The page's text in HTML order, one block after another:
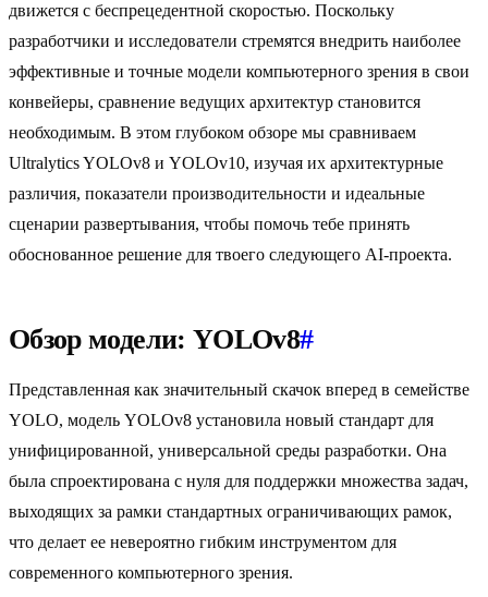
движется с беспрецедентной скоростью. Поскольку
разработчики и исследователи стремятся внедрить наиболее
эффективные и точные модели компьютерного зрения в свои
конвейеры, сравнение ведущих архитектур становится
необходимым. В этом глубоком обзоре мы сравниваем
Ultralytics YOLOv8 и YOLOv10, изучая их архитектурные
различия, показатели производительности и идеальные
сценарии развертывания, чтобы помочь тебе принять
обоснованное решение для твоего следующего AI-проекта.
Обзор модели: YOLOv8#
Представленная как значительный скачок вперед в семействе
YOLO, модель YOLOv8 установила новый стандарт для
унифицированной, универсальной среды разработки. Она
была спроектирована с нуля для поддержки множества задач,
выходящих за рамки стандартных ограничивающих рамок,
что делает ее невероятно гибким инструментом для
современного компьютерного зрения.